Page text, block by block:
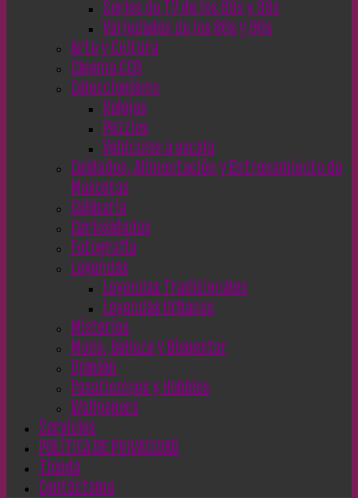
Series de TV de los 80s y 90s
Variedades de los 80s y 90s
Arte y Cultura
Cinema CC0
Coleccionismo
Relojes
Puzzles
Vehículos a escala
Cuidados, Alimentación y Entrenamiento de
Mascotas
Culinaria
Curiosidades
Fotografía
Leyendas
Leyendas Tradicionales
Leyendas Urbanas
Misterios
Moda, Belleza y Bienestar
Opinión
Pasatiempos y Hobbies
Wallpapers
Servicios
POLÍTICA DE PRIVACIDAD
Tienda
Contáctame